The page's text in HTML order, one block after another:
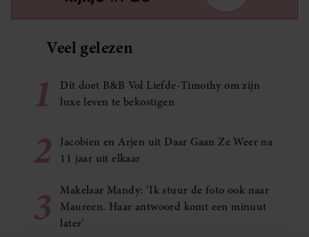
Veel gelezen
1
Dít doet B&B Vol Liefde-Timothy om zijn
luxe leven te bekostigen
2
Jacobien en Arjen uit Daar Gaan Ze Weer na
11 jaar uit elkaar
3
Makelaar Mandy: ‘Ik stuur de foto ook naar
Maureen. Haar antwoord komt een minuut
later’